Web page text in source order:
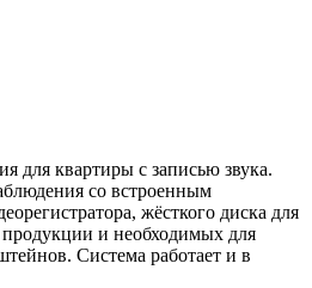
для квартиры с записью звука.
со встроенным
жёсткого диска для
продукции и необходимых для
Система работает и в